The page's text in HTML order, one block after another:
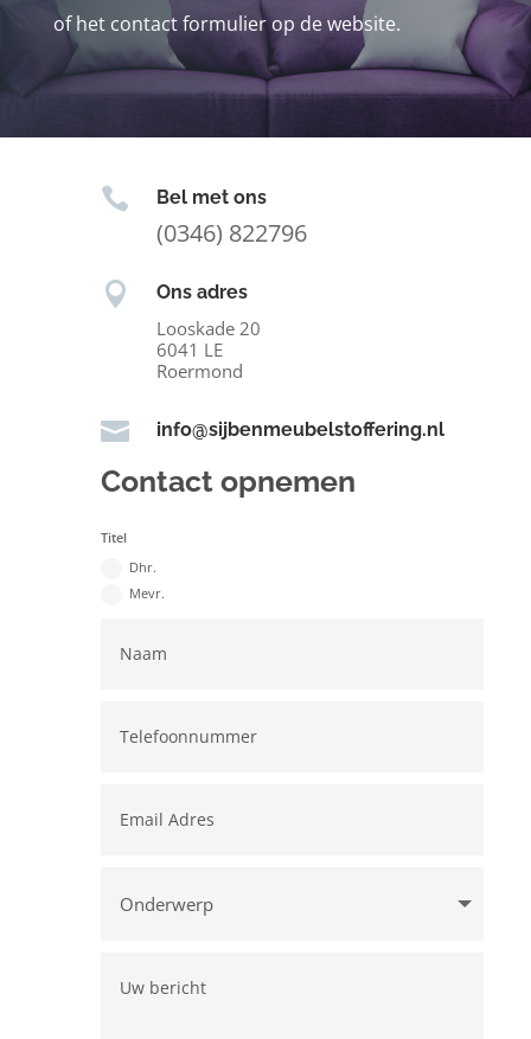
of het contact formulier op de website.
 Bel met ons
(0346) 822796
 Ons adres
Looskade 20
6041 LE
Roermond
 info@sijbenmeubelstoffering.nl
Contact opnemen
Titel
Dhr.
Mevr.